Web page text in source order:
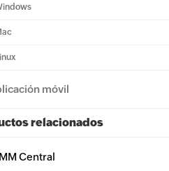
móvil
relacionados
Central